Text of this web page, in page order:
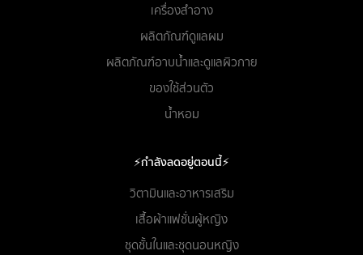
เครื่องสำอาง
ผลิตภัณฑ์ดูแลผม
ผลิตภัณฑ์อาบน้ำและดูแลผิวกาย
ของใช้ส่วนตัว
น้ำหอม
⚡กำลังลดอยู่ตอนนี้⚡
วิตามินและอาหารเสริม
เสื้อผ้าแฟชั่นผู้หญิง
ชุดชั้นในและชุดนอนหญิง